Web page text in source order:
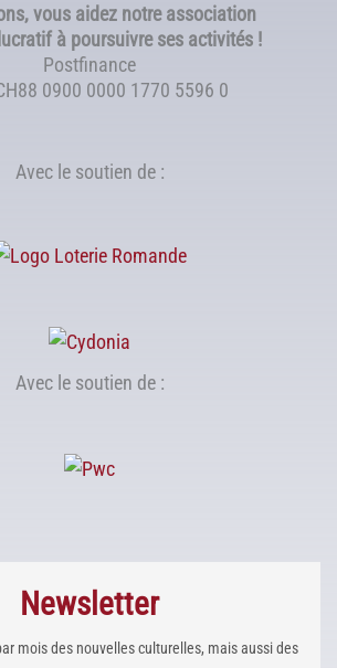
vous aidez notre association
à poursuivre ses activités !
Postfinance
0900 0000 1770 5596 0
Avec le soutien de :
Avec le soutien de :
Newsletter
mois des nouvelles culturelles, mais aussi des